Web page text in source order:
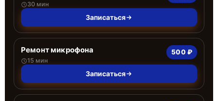
30 мин
Записаться
Ремонт микрофона
15 мин
500 ₽
Записаться